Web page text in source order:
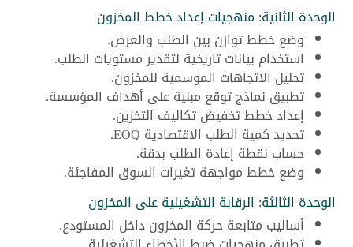
الوحدة الثانية: منهجيات إعداد خطط المخزون
وضع خطط توازن بين الطلب والعرض.
استخدام بيانات تاريخية لتقدير مستويات الطلب.
تحليل الاتجاهات الموسمية للمخزون.
تطبيق نماذج توقع مبنية على أهداف المؤسسة.
إعداد خطط تخفيض تكاليف التخزين.
تحديد كمية الطلب الاقتصادية EOQ.
حساب نقطة إعادة الطلب بدقة.
وضع خطط مواجهة تغيرات السوق المفاجئة.
الوحدة الثالثة: الرقابة التشغيلية على المخزون
أساليب متابعة حركة المخزون داخل المستودع.